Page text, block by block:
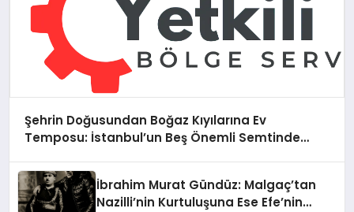
Şehrin Doğusundan Boğaz Kıyılarına Ev
Temposu: İstanbul’un Beş Önemli Semtinde
İbrahim Murat Gündüz: Malgaç’tan
Nazilli’nin Kurtuluşuna Ese Efe’nin